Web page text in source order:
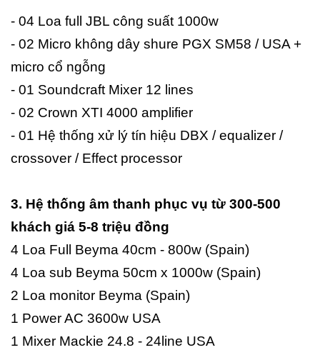
- 04 Loa full JBL công suất 1000w
- 02 Micro không dây shure PGX SM58 / USA +
micro cổ ngỗng
- 01 Soundcraft Mixer 12 lines
- 02 Crown XTI 4000 amplifier
- 01 Hệ thống xử lý tín hiệu DBX / equalizer /
crossover / Effect processor
3. Hệ thống âm thanh phục vụ từ 300-500
khách giá 5-8 triệu đồng
4 Loa Full Beyma 40cm - 800w (Spain)
4 Loa sub Beyma 50cm x 1000w (Spain)
2 Loa monitor Beyma (Spain)
1 Power AC 3600w USA
1 Mixer Mackie 24.8 - 24line USA